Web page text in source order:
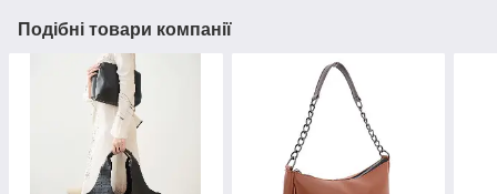
Подібні товари компанії